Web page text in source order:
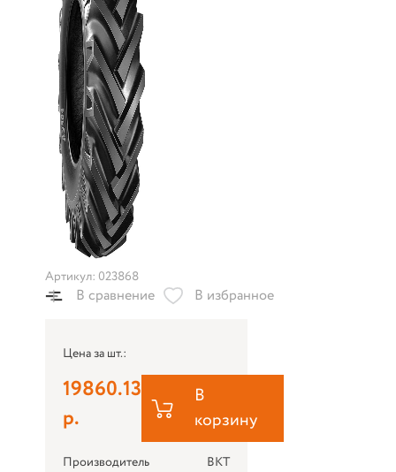
Артикул: 023868
В сравнение В избранное
Цена за шт.:
19860.13
р.
В
корзину
Производитель BKT